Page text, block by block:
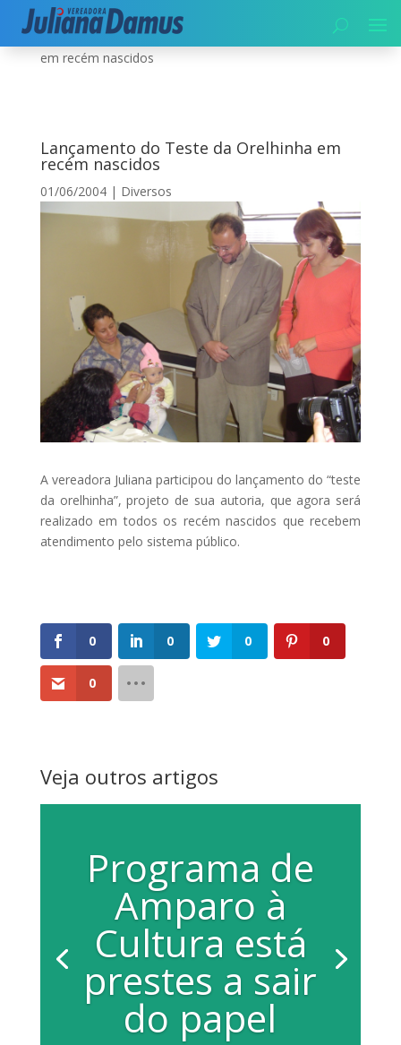
Início|Diversos|Lançamento do Teste da Orelhinha
em recém nascidos
Lançamento do Teste da Orelhinha em
recém nascidos
01/06/2004| Diversos
A vereadora Juliana participou do lançamento do “teste
da orelhinha”, projeto de sua autoria, que agora será
realizado em todos os recém nascidos que recebem
atendimento pelo sistema público.
0 0 0 0
0
Veja outros artigos
Programa de
Amparo à
Cultura está
prestes a sair
do papel